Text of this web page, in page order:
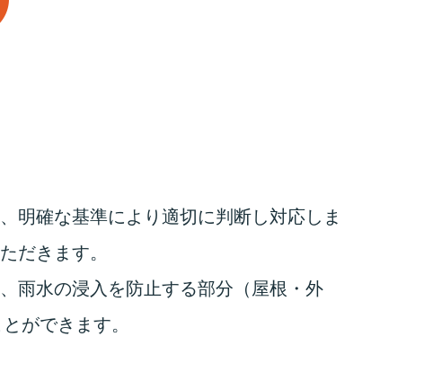
明確な基準により適切に判断し対応しま
だきます。
雨水の浸入を防止する部分（屋根・外
ができます。